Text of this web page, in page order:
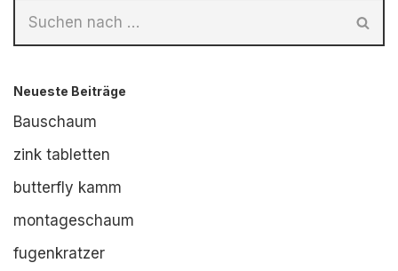
Neueste Beiträge
Bauschaum
zink tabletten
butterfly kamm
montageschaum
fugenkratzer